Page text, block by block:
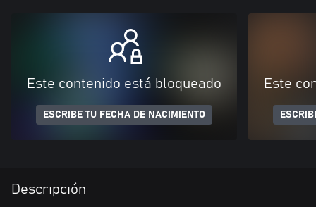
Este contenido está bloqueado
ESCRIBE TU FECHA DE NACIMIENTO
Este
Descripción